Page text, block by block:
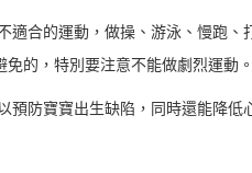
合的運動，做操、游泳、慢跑
的，特別要注意不能做劇烈運動。
防寶寶出生缺陷，同時還能降